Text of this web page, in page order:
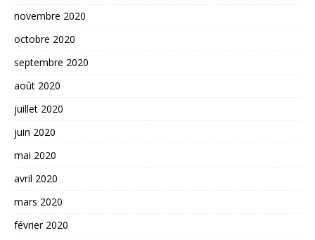
novembre 2020
octobre 2020
septembre 2020
août 2020
juillet 2020
juin 2020
mai 2020
avril 2020
mars 2020
février 2020